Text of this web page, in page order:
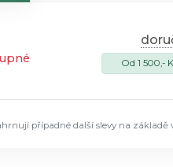
Od 1 500,-
případné další slevy na